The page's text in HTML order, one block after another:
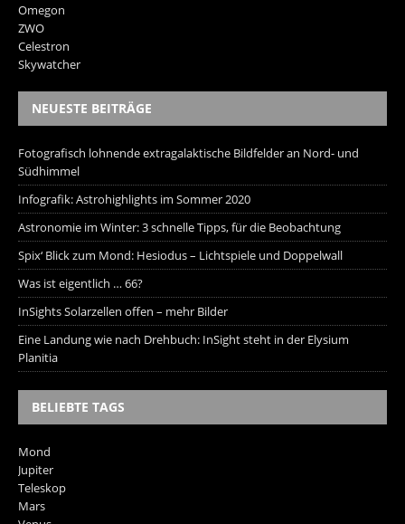
Omegon
ZWO
Celestron
Skywatcher
NEUESTE BEITRÄGE
Fotografisch lohnende extragalaktische Bildfelder an Nord- und
Südhimmel
Infografik: Astrohighlights im Sommer 2020
Astronomie im Winter: 3 schnelle Tipps, für die Beobachtung
Spix‘ Blick zum Mond: Hesiodus – Lichtspiele und Doppelwall
Was ist eigentlich … 66?
InSights Solarzellen offen – mehr Bilder
Eine Landung wie nach Drehbuch: InSight steht in der Elysium
Planitia
BELIEBTE TAGS
Mond
Jupiter
Teleskop
Mars